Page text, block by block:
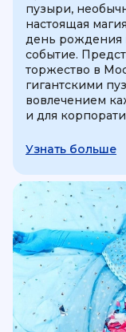
пузыри,
настоящая
день рождения
событие.
торжество в
гигантскими
вовлечением
и для
Узнать больше